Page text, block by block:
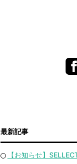
最新記事
【お知らせ】